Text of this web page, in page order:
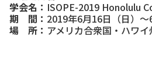
学会名： ISOPE-2019
期 間： 2019年6月16日（日）～
場 所： アメリカ合衆国・ハワ